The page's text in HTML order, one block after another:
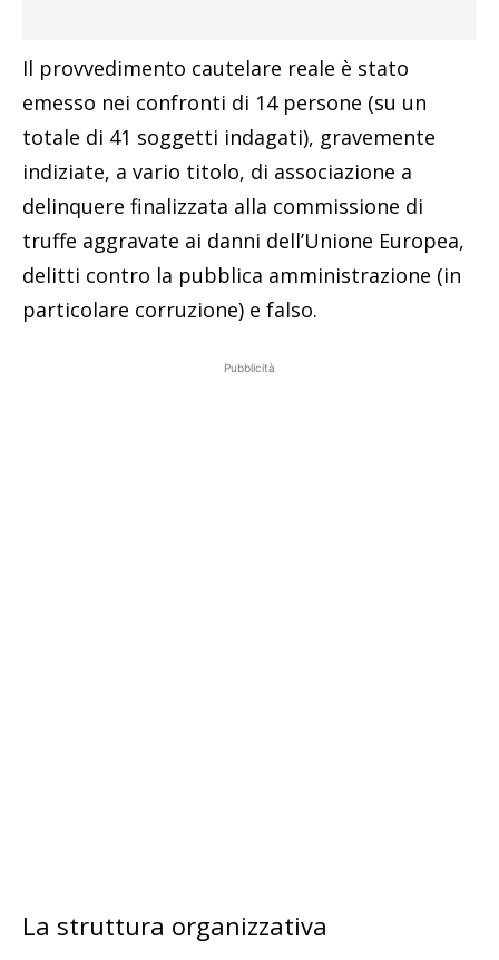
Il provvedimento cautelare reale è stato
emesso nei confronti di 14 persone (su un
totale di 41 soggetti indagati), gravemente
indiziate, a vario titolo, di associazione a
delinquere finalizzata alla commissione di
truffe aggravate ai danni dell’Unione Europea,
delitti contro la pubblica amministrazione (in
particolare corruzione) e falso.
Pubblicità
La struttura organizzativa